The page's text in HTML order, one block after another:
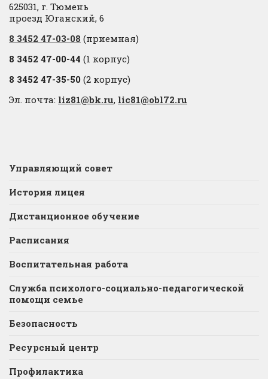
625031, г. Тюмень
проезд Юганский, 6
8 3452 47-03-08 (приемная)
8 3452 47-00-44 (1 корпус)
8 3452 47-35-50 (2 корпус)
Эл. почта: liz81@bk.ru, lic81@obl72.ru
Управляющий совет
История лицея
Дистанционное обучение
Расписания
Воспитательная работа
Служба психолого-социально-педагогической
помощи семье
Безопасность
Ресурсный центр
Профилактика